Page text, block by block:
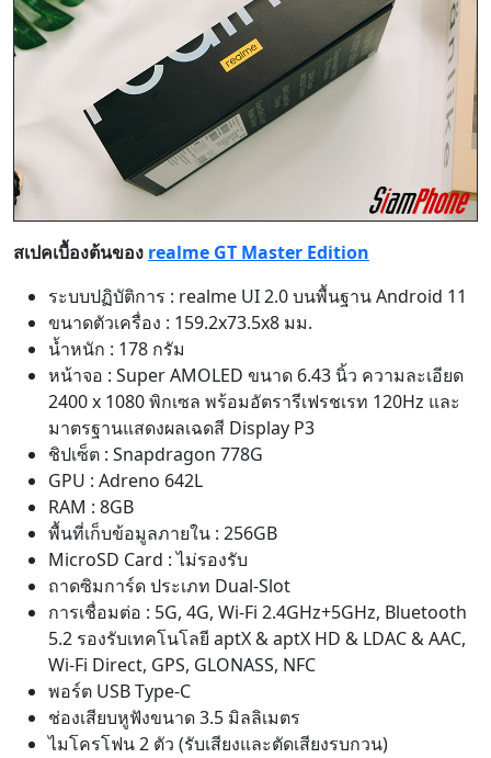
สเปคเบื้องต้นของ
ระบบปฏิบัติการ : realme UI 2.0 บนพื้นฐาน Android 11
ขนาดตัวเครื่อง : 159.2x73.5x8 มม.
น้ำหนัก : 178 กรัม
หน้าจอ : Super AMOLED ขนาด 6.43 นิ้ว ความละเอียด
2400 x 1080 พิกเซล พร้อมอัตรารีเฟรชเรท 120Hz และ
มาตรฐานแสดงผลเฉดสี Display P3
ชิปเซ็ต : Snapdragon 778G
GPU : Adreno 642L
RAM : 8GB
พื้นที่เก็บข้อมูลภายใน : 256GB
MicroSD Card : ไม่รองรับ
ถาดซิมการ์ด ประเภท Dual-Slot
การเชื่อมต่อ : 5G, 4G, Wi-Fi 2.4GHz+5GHz, Bluetooth
5.2 รองรับเทคโนโลยี aptX & aptX HD & LDAC & AAC,
Wi-Fi Direct, GPS, GLONASS, NFC
พอร์ต USB Type-C
ช่องเสียบหูฟังขนาด 3.5 มิลลิเมตร
ไมโครโฟน 2 ตัว (รับเสียงและตัดเสียงรบกวน)
กล้องหลัก : 64ล้านพิกเซล มุมมอง 80.5 องศา ขนาด